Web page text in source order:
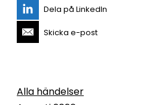
Dela på LinkedIn
Skicka e-post
Alla händelser